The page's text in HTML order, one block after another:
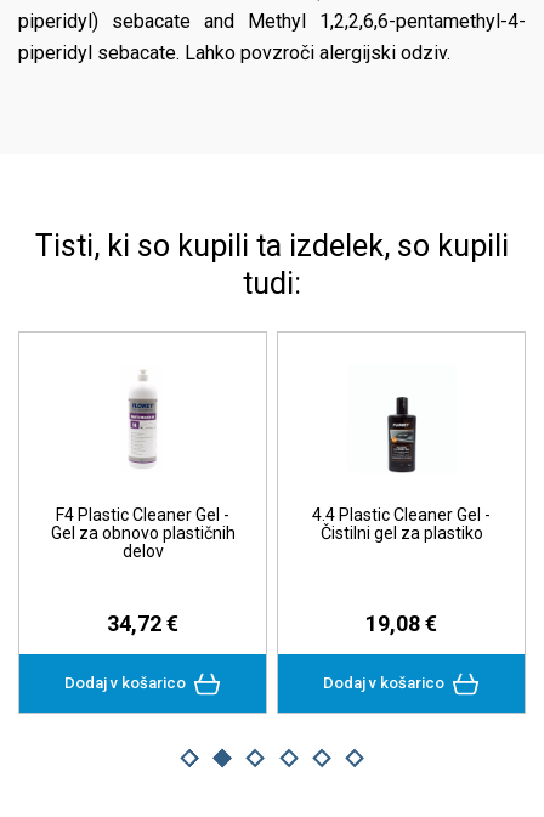
piperidyl) sebacate and Methyl 1,2,2,6,6-pentamethyl-4-
piperidyl sebacate. Lahko povzroči alergijski odziv.
Tisti, ki so kupili ta izdelek, so kupili
tudi:
F4 Plastic Cleaner Gel -
Gel za obnovo plastičnih
delov
34,72 €
Dodaj v košarico
4.4 Plastic Cleaner Gel -
Čistilni gel za plastiko
19,08 €
Dodaj v košarico